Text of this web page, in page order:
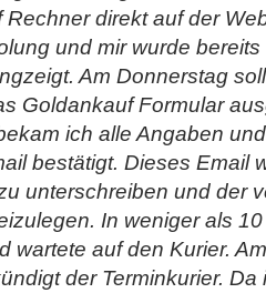
direkt auf der
und mir wurde
Am Donnerstag
Goldankauf Formular
ich alle Angaben
bestätigt. Dieses Email
unterschreiben und der
In weniger als
wartete auf den Kurier.
der Terminkurier. Da